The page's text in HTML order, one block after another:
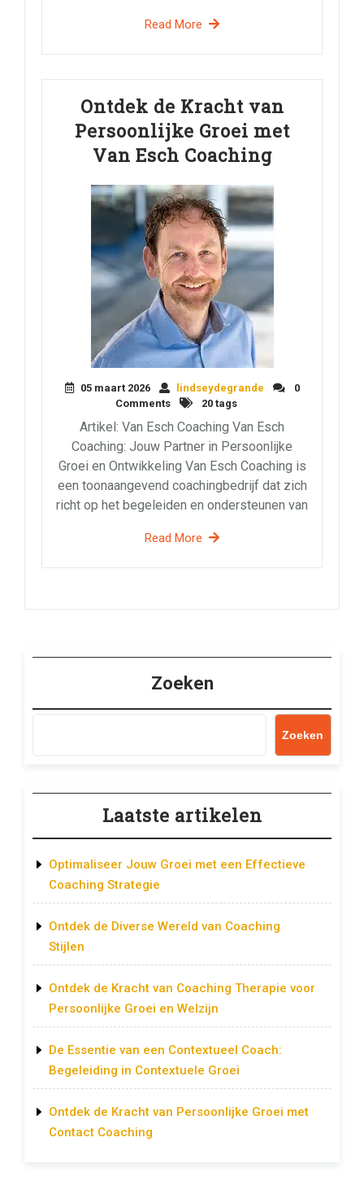
Read More
Ontdek de Kracht van
Persoonlijke Groei met
Van Esch Coaching
05 maart 2026 lindseydegrande
0
Comments
20 tags
Artikel: Van Esch Coaching Van Esch
Coaching: Jouw Partner in Persoonlijke
Groei en Ontwikkeling Van Esch Coaching is
een toonaangevend coachingbedrijf dat zich
richt op het begeleiden en ondersteunen van
Read More
Zoeken
Zoeken
Laatste artikelen
Optimaliseer Jouw Groei met een Effectieve
Coaching Strategie
Ontdek de Diverse Wereld van Coaching
Stijlen
Ontdek de Kracht van Coaching Therapie voor
Persoonlijke Groei en Welzijn
De Essentie van een Contextueel Coach:
Begeleiding in Contextuele Groei
Ontdek de Kracht van Persoonlijke Groei met
Contact Coaching